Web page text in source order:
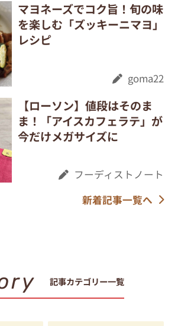
マヨネーズでコク旨！旬の味
を楽しむ「ズッキーニマヨ」
レシピ
goma22
【ローソン】値段はそのま
ま！「アイスカフェラテ」が
今だけメガサイズに
フーディストノート
新着記事一覧へ
記事カテゴリー一覧